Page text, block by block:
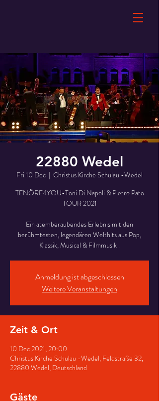
22880 Wedel
Fri 10 Dec
  |
Christus Kirche Schulau -Wedel
TENÖRE4YOU-Toni Di Napoli & Pietro Pato
TOUR 2021
Ein atemberaubendes Erlebnis mit den
berühmtesten, legendären Welthits aus Pop,
Klassik, Musical & Filmmusik .
Anmeldung ist abgeschlossen
Weitere Veranstaltungen
Zeit & Ort
10 Dec 2021, 20:00
Christus Kirche Schulau -Wedel, Feldstraße 32,
22880 Wedel, Deutschland
Gäste